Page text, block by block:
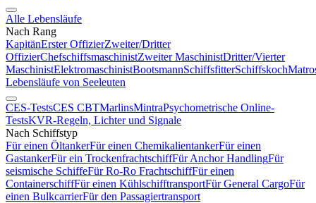
Alle Lebensläufe
Nach Rang
KapitänErster OffizierZweiter/Dritter
OffizierChefschiffsmaschinistZweiter MaschinistDritter/Vierter
MaschinistElektromaschinistBootsmannSchiffsfitterSchiffskoch
Lebensläufe von Seeleuten
CES-TestsCES CBTMarlinsMintraPsychometrische Online-
TestsKVR-Regeln, Lichter und Signale
Nach Schiffstyp
Für einen ÖltankerFür einen ChemikalientankerFür einen
GastankerFür ein TrockenfrachtschiffFür Anchor HandlingFür
seismische SchiffeFür Ro-Ro FrachtschiffFür einen
ContainerschiffFür einen KühlschifftransportFür General CargoFür
einen BulkcarrierFür den Passagiertransport